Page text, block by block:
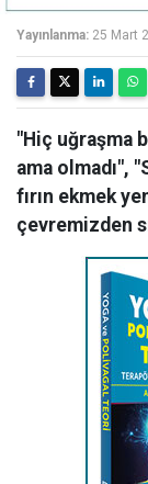
Yayınlanma: 25 Mart
"Hiç uğraşma
ama olmadı",
fırın ekmek
çevremizden